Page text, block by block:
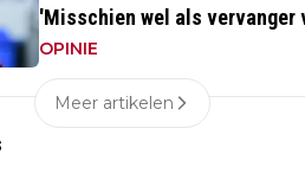
'Misschien wel als vervanger
Mika Godts'
OPINIE
Meer artikelen